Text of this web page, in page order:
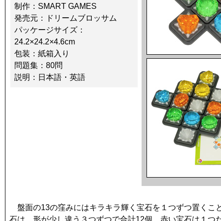
制作：SMART GAMES
発売元：ドリームブロッサム
パッケージサイズ：
24.2×24.2×4.6cm
包装：紙箱入り
問題集：80問
説明：日本語・英語
盤面の13の窪みにはキラキラ輝く宝石を１つずつ置くこ
石は、形が少し違う３つずつで合計12個。赤い宝石は１つ